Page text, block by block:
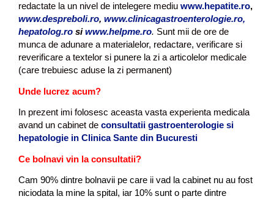
redactate la un nivel de intelegere mediu www.hepatite.ro,
www.despreboli.ro, www.clinicagastroenterologie.ro,
hepatolog.ro siwww.helpme.ro. Sunt mii de ore de
munca de adunare a materialelor, redactare, verificare si
reverificare a textelor si punere la zi a articolelor medicale
(care trebuiesc aduse la zi permanent)
Unde lucrez acum?
In prezent imi folosesc aceasta vasta experienta medicala
avand un cabinet de consultatii gastroenterologie si
hepatologie in Clinica Sante din Bucuresti
Ce bolnavi vin la consultatii?
Cam 90% dintre bolnavii pe care ii vad la cabinet nu au fost
niciodata la mine la spital, iar 10% sunt o parte dintre